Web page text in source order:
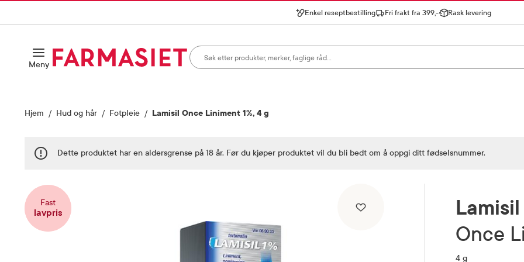
Enkel reseptbestilling Fri frakt fra 399,- Rask levering
INNHOLD
MenyÅpne
Søk i apotek
Hjem Hud og hår Fotpleie Lamisil Once Liniment 1%, 4 g
Dette produktet har en aldersgrense på 18 år. Før du kjøper produktet vil du bli bedt om å oppgi ditt fødselsnummer.
Fast
lavpris
Vis bilde 1 av 4
Lamisil
Once
4 g